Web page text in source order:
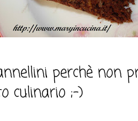
perchè non
culinario ;-)